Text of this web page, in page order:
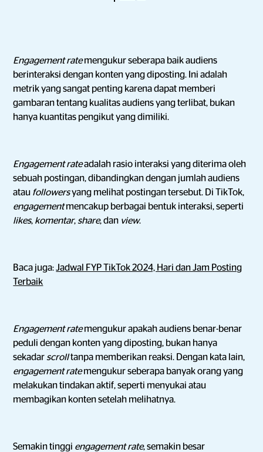
Engagement ratemengukur seberapa baik audiens
berinteraksi dengan konten yang diposting. Ini adalah
metrik yang sangat penting karena dapat memberi
gambaran tentang kualitas audiens yang terlibat, bukan
hanya kuantitas pengikut yang dimiliki.
Engagement rateadalah rasio interaksi yang diterima oleh
sebuah postingan, dibandingkan dengan jumlah audiens
atau followersyang melihat postingan tersebut. Di TikTok,
engagementmencakup berbagai bentuk interaksi, seperti
likes, komentar, share, dan view.
Baca juga:Jadwal FYP TikTok 2024, Hari dan Jam Posting
Terbaik
Engagement ratemengukur apakah audiens benar-benar
peduli dengan konten yang diposting, bukan hanya
sekadar scrolltanpa memberikan reaksi. Dengan kata lain,
engagement ratemengukur seberapa banyak orang yang
melakukan tindakan aktif, seperti menyukai atau
membagikan konten setelah melihatnya.
Semakin tinggi engagement rate, semakin besar